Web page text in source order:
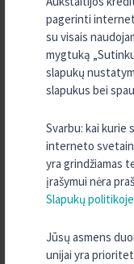
pagerinti
su visais
mygtuką
slapukų
slapukus bei
Svarbu: kai kurie
interneto
yra grindžiamas
įrašymui nėra
Slapukų politikoje
Jūsų asmens
unijai yra
galimybes.
Daugiau informacijos
Aukštaitijos kredito
Kaip tapti Aukštaitijos
Jūsų patogumui į
paraišką vartojimo
Paraiška